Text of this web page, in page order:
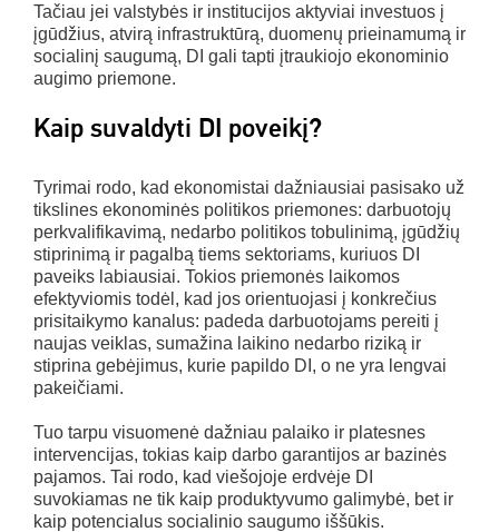
Tačiau jei valstybės ir institucijos aktyviai investuos į
įgūdžius, atvirą infrastruktūrą, duomenų prieinamumą ir
socialinį saugumą, DI gali tapti įtraukiojo ekonominio
augimo priemone.
Kaip suvaldyti DI poveikį?
Tyrimai rodo, kad ekonomistai dažniausiai pasisako už
tikslines ekonominės politikos priemones: darbuotojų
perkvalifikavimą, nedarbo politikos tobulinimą, įgūdžių
stiprinimą ir pagalbą tiems sektoriams, kuriuos DI
paveiks labiausiai. Tokios priemonės laikomos
efektyviomis todėl, kad jos orientuojasi į konkrečius
prisitaikymo kanalus: padeda darbuotojams pereiti į
naujas veiklas, sumažina laikino nedarbo riziką ir
stiprina gebėjimus, kurie papildo DI, o ne yra lengvai
pakeičiami.
Tuo tarpu visuomenė dažniau palaiko ir platesnes
intervencijas, tokias kaip darbo garantijos ar bazinės
pajamos. Tai rodo, kad viešojoje erdvėje DI
suvokiamas ne tik kaip produktyvumo galimybė, bet ir
kaip potencialus socialinio saugumo iššūkis.